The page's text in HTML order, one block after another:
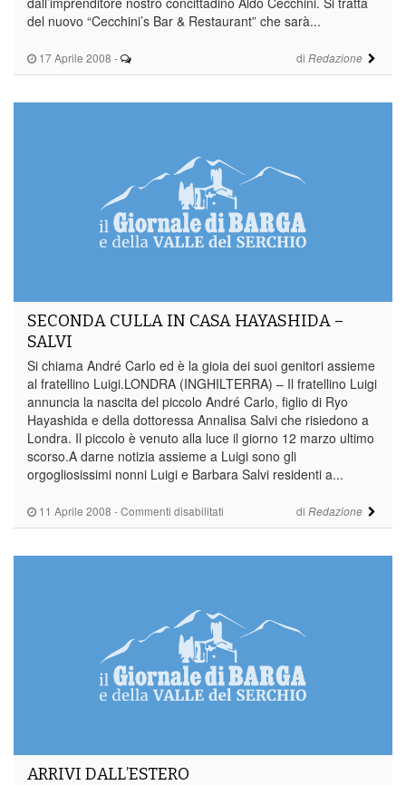
17 Aprile 2008 - di Redazione
del nuovo “Cecchini’s Bar & Restaurant” che sarà...
11 Aprile 2008 -Commenti disabilitati
SECONDA
IN
SALVI
di Redazione
SECONDA CULLA IN CASA HAYASHIDA –
SALVI
Si chiama André Carlo ed è la gioia dei suoi genitori assieme
al fratellino Luigi.LONDRA (INGHILTERRA) – Il fratellino Luigi
annuncia la nascita del piccolo André Carlo, figlio di Ryo
Hayashida e della dottoressa Annalisa Salvi che risiedono a
Londra. Il piccolo è venuto alla luce il giorno 12 marzo ultimo
scorso.A darne notizia assieme a Luigi sono gli
orgogliosissimi nonni Luigi e Barbara Salvi residenti a...
ARRIVI DALL’ESTERO